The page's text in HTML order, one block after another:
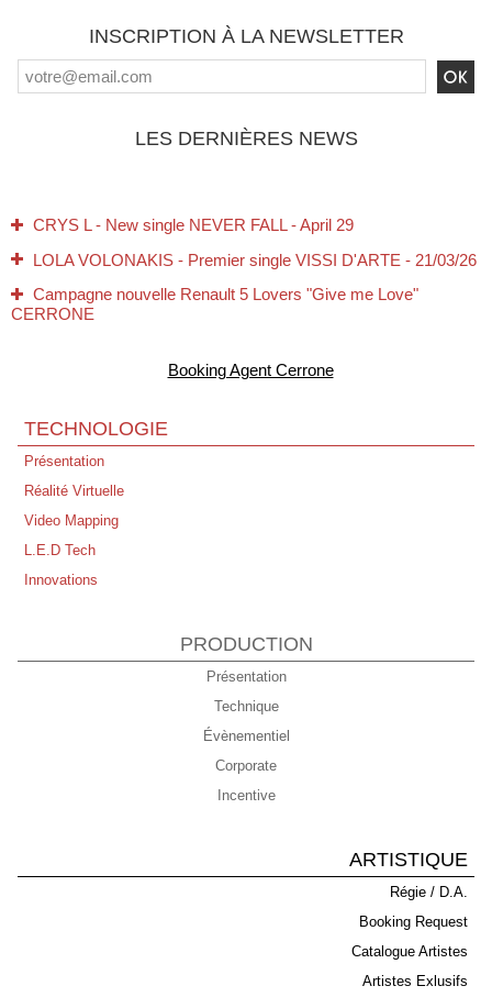
INSCRIPTION À LA NEWSLETTER
LES DERNIÈRES NEWS
CRYS L - New single NEVER FALL - April 29
LOLA VOLONAKIS - Premier single VISSI D'ARTE - 21/03/26
Campagne nouvelle Renault 5 Lovers "Give me Love"
CERRONE
Jamiroquai/Cerrone - 02 Arena London - 15/12/25
10 novembre 1995 → 10 novembre 2025 Futuria Production à
30 Ans !
Expo Entre Rave et Réalité - Bibliothèque Nationale de LYON
Disco Symphonique de Marc Cerrone - Philharmonie de Paris
Concert "Live Peace" Annecy Dimanche 21 Septembre
Booking Agent Cerrone
TECHNOLOGIE
Présentation
Réalité Virtuelle
Video Mapping
L.E.D Tech
Innovations
PRODUCTION
Présentation
Technique
Évènementiel
Corporate
Incentive
ARTISTIQUE
Régie / D.A.
Booking Request
Catalogue Artistes
Artistes Exlusifs